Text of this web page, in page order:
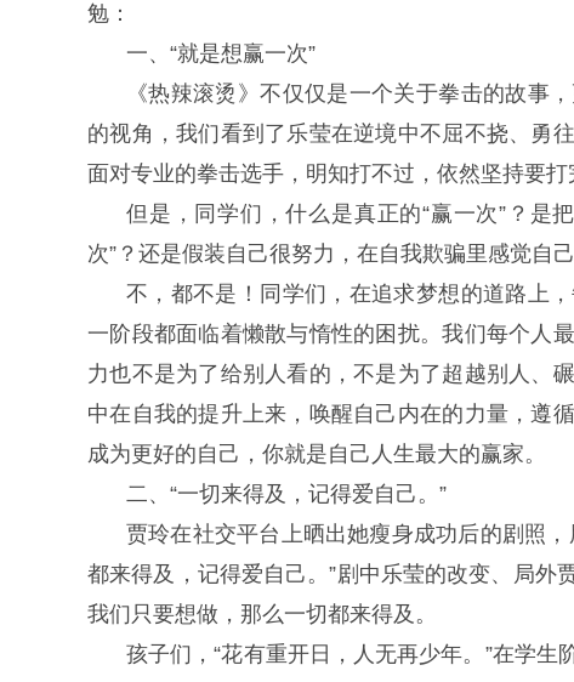
勉：
一、“就是想赢一次”
《热辣滚烫》不仅仅是一个关于拳击的故事
的视角，我们看到了乐莹在逆境中不屈不挠、勇
面对专业的拳击选手，明知打不过，依然坚持要
但是，同学们，什么是真正的“赢一次”？是
次”？还是假装自己很努力，在自我欺骗里感觉自己
不，都不是！同学们，在追求梦想的道路上
一阶段都面临着懒散与惰性的困扰。我们每个人
力也不是为了给别人看的，不是为了超越别人、
中在自我的提升上来，唤醒自己内在的力量，遵
成为更好的自己，你就是自己人生最大的赢家。
二、“一切来得及，记得爱自己。”
贾玲在社交平台上晒出她瘦身成功后的剧照
都来得及，记得爱自己。”剧中乐莹的改变、局
我们只要想做，那么一切都来得及。
孩子们，“花有重开日，人无再少年。”在学